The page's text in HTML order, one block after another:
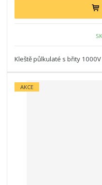
Kleště půlkulaté s břity 1000V
AKCE